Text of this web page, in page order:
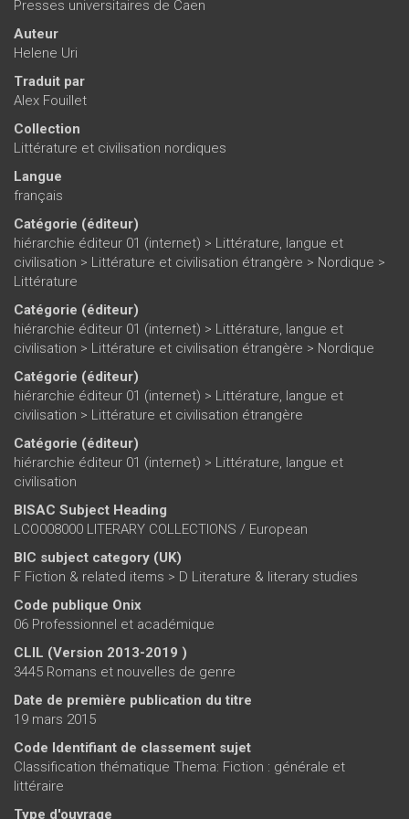
Presses universitaires de Caen
Auteur
Helene Uri
Traduit par
Alex Fouillet
Collection
Littérature et civilisation nordiques
Langue
français
Catégorie (éditeur)
hiérarchie éditeur 01 (internet) > Littérature, langue et
civilisation > Littérature et civilisation étrangère > Nordique >
Littérature
Catégorie (éditeur)
hiérarchie éditeur 01 (internet) > Littérature, langue et
civilisation > Littérature et civilisation étrangère > Nordique
Catégorie (éditeur)
hiérarchie éditeur 01 (internet) > Littérature, langue et
civilisation > Littérature et civilisation étrangère
Catégorie (éditeur)
hiérarchie éditeur 01 (internet) > Littérature, langue et
civilisation
BISAC Subject Heading
LCO008000 LITERARY COLLECTIONS / European
BIC subject category (UK)
F Fiction & related items > D Literature & literary studies
Code publique Onix
06 Professionnel et académique
CLIL (Version 2013-2019 )
3445 Romans et nouvelles de genre
Date de première publication du titre
19 mars 2015
Code Identifiant de classement sujet
Classification thématique Thema: Fiction : générale et
littéraire
Type d'ouvrage